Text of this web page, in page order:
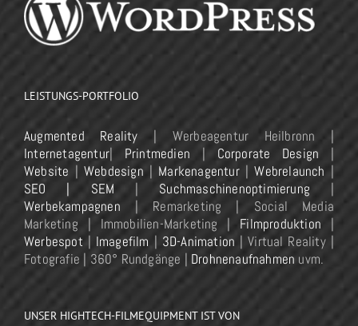
LEISTUNGS-PORTFOLIO
Augmented Reality | Werbeagentur Heilbronn |
Internetagentur| Printmedien | Corporate Design |
Website | Webdesign | Markenagentur|Webrelaunch |
SEO | SEM | Suchmaschinenoptimierung |
Werbekampagnen | Remarketing | Social Media
Marketing | Immobilien-Marketing | Filmproduktion |
Werbespot | Imagefilm | 3D-Animation | Virtual Reality |
Fotografie | 360° Rundgänge | Drohnenaufnahmen uvm.
UNSER HIGHTECH-FILMEQUIPMENT IST VON